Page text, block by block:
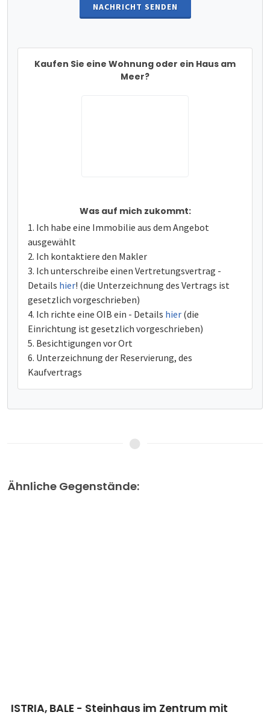
NACHRICHT SENDEN
Kaufen Sie eine Wohnung oder ein Haus am
Meer?
Was auf mich zukommt:
Ich habe eine Immobilie aus dem Angebot
ausgewählt
Ich kontaktiere den Makler
Ich unterschreibe einen Vertretungsvertrag -
Details hier! (die Unterzeichnung des Vertrags ist
gesetzlich vorgeschrieben)
Ich richte eine OIB ein - Details hier (die
Einrichtung ist gesetzlich vorgeschrieben)
Besichtigungen vor Ort
Unterzeichnung der Reservierung, des
Kaufvertrags
Ähnliche Gegenstände:
ISTRIA, BALE - Steinhaus im Zentrum mit